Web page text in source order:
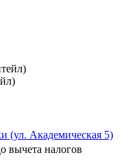
(ул. Академическая 5)
вычета налогов